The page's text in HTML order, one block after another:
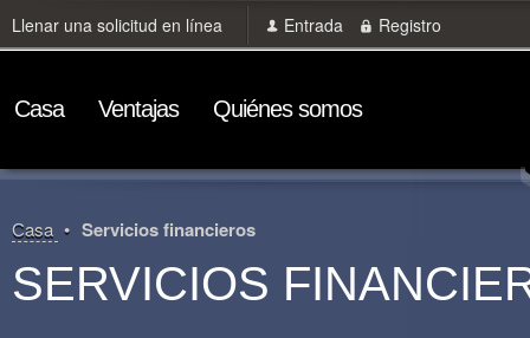
Llenar una solicitud en línea Entrada Registro
Сasa Ventajas Quiénes somos
Сasa Servicios financieros
SERVICIOS